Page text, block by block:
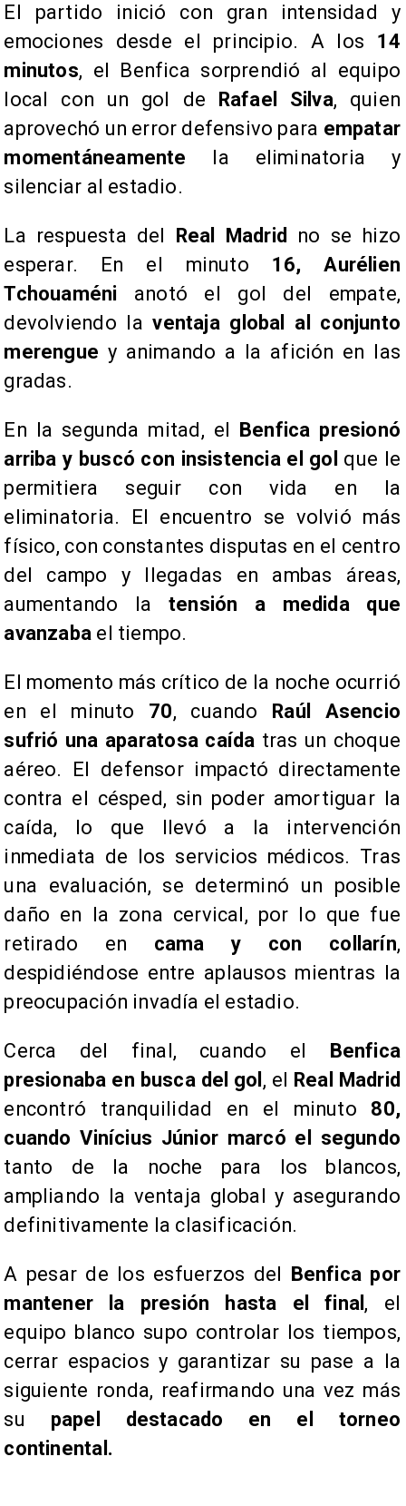
El partido inició con gran intensidad y
emociones desde el principio. A los 14
minutos, el Benfica sorprendió al equipo
local con un gol de
Rafael Silva, quien
aprovechó un error defensivo para empatar
momentáneamente la eliminatoria y
silenciar al estadio.
La respuesta del Real Madrid
no se hizo
esperar. En el minuto 16, Aurélien
Tchouaméni anotó el gol del empate,
devolviendo laventaja global al conjunto
merengue y animando a la afición en las
gradas.
En la segunda mitad, el
Benfica presionó
arriba y buscó con insistencia el gol que le
permitiera seguir con vida en la
eliminatoria. El encuentro se volvió más
físico, con constantes disputas en el centro
del campo y llegadas en ambas áreas,
aumentando la tensión a medida que
avanzaba el tiempo.
El momento más crítico de la noche ocurrió
en el minuto 70, cuando Raúl Asencio
sufrió una aparatosa caída tras un choque
aéreo. El defensor impactó directamente
contra el césped, sin poder amortiguar la
caída, lo que llevó a la intervención
inmediata de los servicios médicos. Tras
una evaluación, se determinó un posible
daño en la zona cervical, por lo que fue
retirado en cama y con collarín,
despidiéndose entre aplausos mientras la
preocupación invadía el estadio.
Cerca del final, cuando el Benfica
presionaba en busca del gol , el Real Madrid
encontró tranquilidad en el minuto 80,
cuando Vinícius Júnior marcó el segundo
tanto de la noche para los blancos,
ampliando la ventaja global y asegurando
definitivamente la clasificación.
A pesar de los esfuerzos del Benfica por
mantener la presión hasta el final , el
equipo blanco supo controlar los tiempos,
cerrar espacios y garantizar su pase a la
siguiente ronda, reafirmando una vez más
su papel destacado en el torneo
continental.